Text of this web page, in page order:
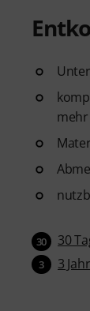
mehr
30 30
3 3